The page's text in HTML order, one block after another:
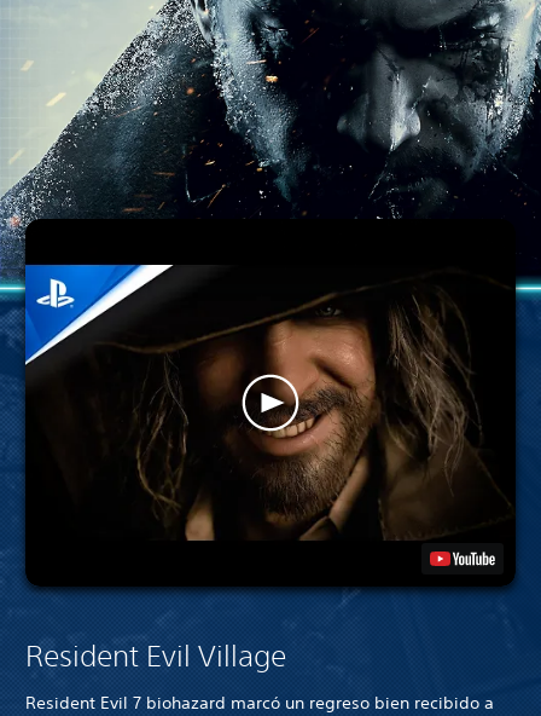
Resident Evil Village
Resident Evil 7 biohazard marcó un regreso bien recibido a